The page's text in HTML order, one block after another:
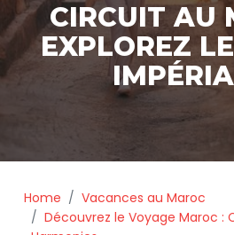
CIRCUIT AU
EXPLOREZ
Home
Vacances au Maroc
Découvrez le Voyage Maroc :